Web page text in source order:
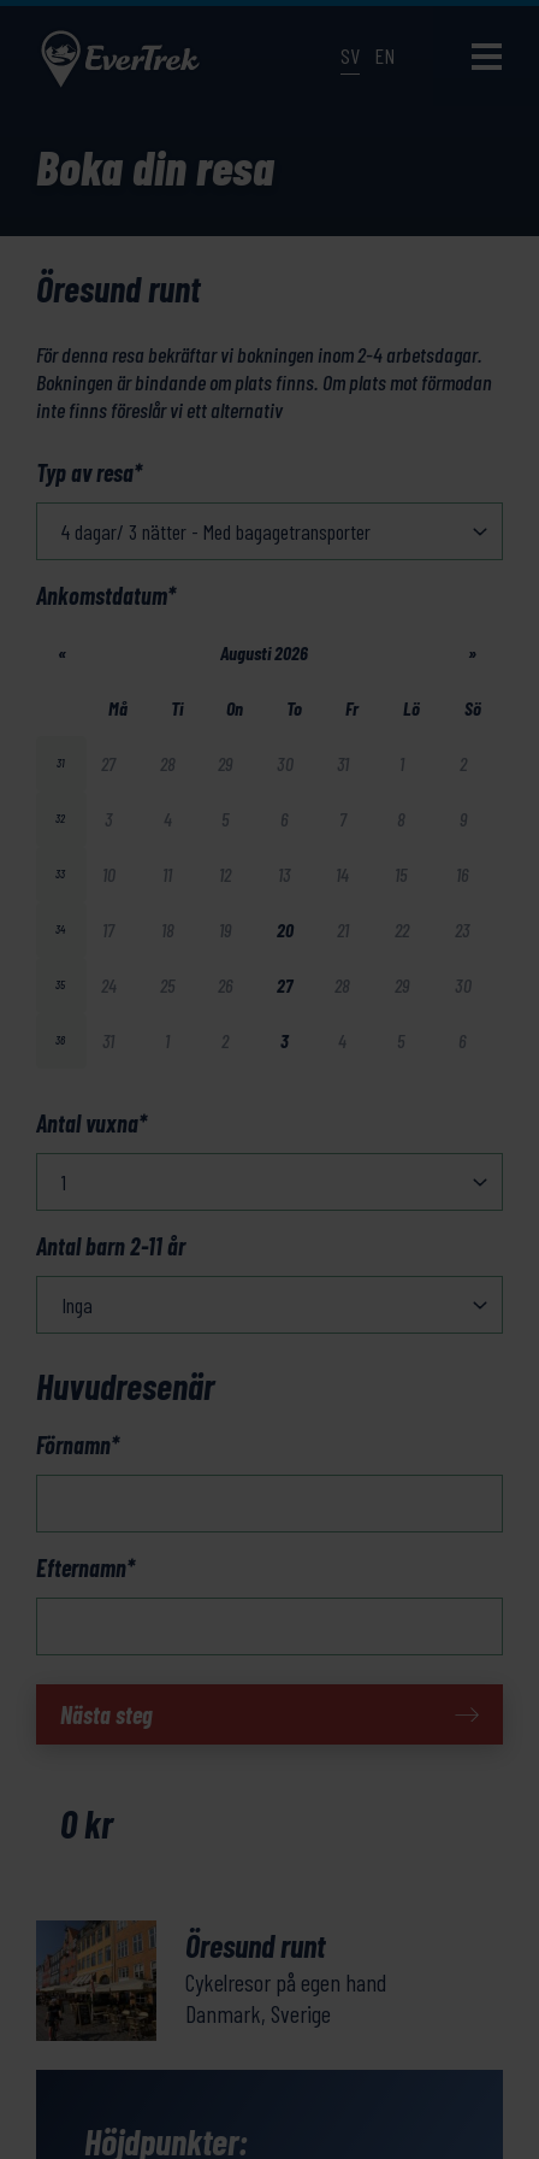
SV EN
Boka din resa
Öresund runt
För denna resa bekräftar vi bokningen inom 2-4 arbetsdagar.
Bokningen är bindande om plats finns. Om plats mot förmodan
inte finns föreslår vi ett alternativ
Typ av resa*
Ankomstdatum*
« Augusti 2026 »
Må Ti On To Fr Lö Sö
31 27 28 29 30 31 1 2
32 3 4 5 6 7 8 9
33 10 11 12 13 14 15 16
34 17 18 19 20 21 22 23
35 24 25 26 27 28 29 30
36 31 1 2 3 4 5 6
Antal vuxna*
Antal barn 2-11 år
Huvudresenär
Förnamn*
Efternamn*
Öresund
runt
Nästa steg
0kr
Öresund runt
Cykelresor på egen hand
Danmark, Sverige
Höjdpunkter: